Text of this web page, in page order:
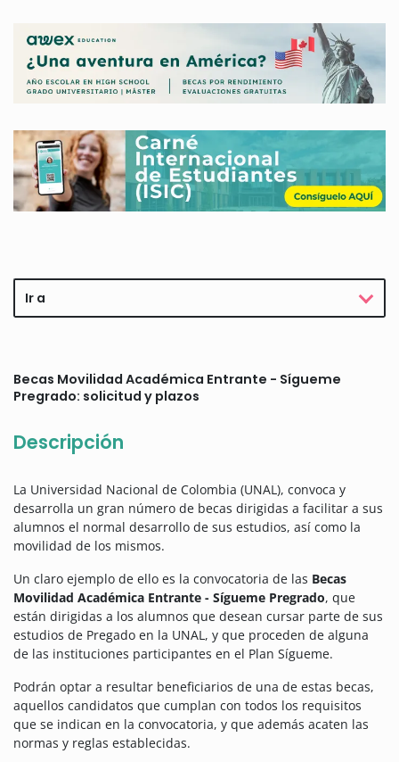
Ir a
Becas Movilidad Académica Entrante - Sígueme
Pregrado: solicitud y plazos
Descripción
La Universidad Nacional de Colombia (UNAL), convoca y
desarrolla un gran número de becas dirigidas a facilitar a sus
alumnos el normal desarrollo de sus estudios, así como la
movilidad de los mismos.
Un claro ejemplo de ello es la convocatoria de las Becas
Movilidad Académica Entrante - Sígueme Pregrado, que
están dirigidas a los alumnos que desean cursar parte de sus
estudios de Pregado en la UNAL, y que proceden de alguna
de las instituciones participantes en el Plan Sígueme.
Podrán optar a resultar beneficiarios de una de estas becas,
aquellos candidatos que cumplan con todos los requisitos
que se indican en la convocatoria, y que además acaten las
normas y reglas establecidas.